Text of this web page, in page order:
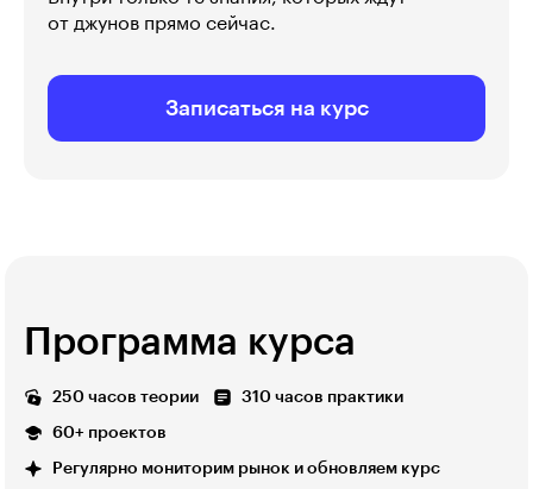
от джунов прямо сейчас.
Записаться на курс
Программа курса
250 часов теории 310 часов практики
60+ проектов
Регулярно мониторим рынок и обновляем курс